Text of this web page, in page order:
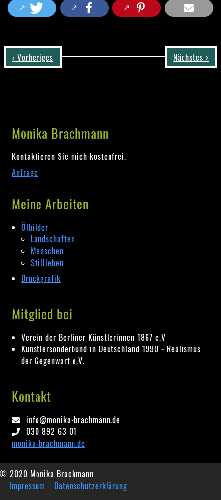
‹ Vorheriges Nächstes ›
Monika Brachmann
Kontaktieren Sie mich kostenfrei.
Anfrage
Meine Arbeiten
Ölbilder
Landschaften
Menschen
Stillleben
Druckgrafik
Mitglied bei
Verein der Berliner Künstlerinnen 1867 e.V
Künstlersonderbund in Deutschland 1990 - Realismus
der Gegenwart e.V.
Kontakt
info@monika-brachmann.de
030 892 63 01
monika-brachmann.de
© 2020 Monika Brachmann
Impressum
Datenschutzerklärung